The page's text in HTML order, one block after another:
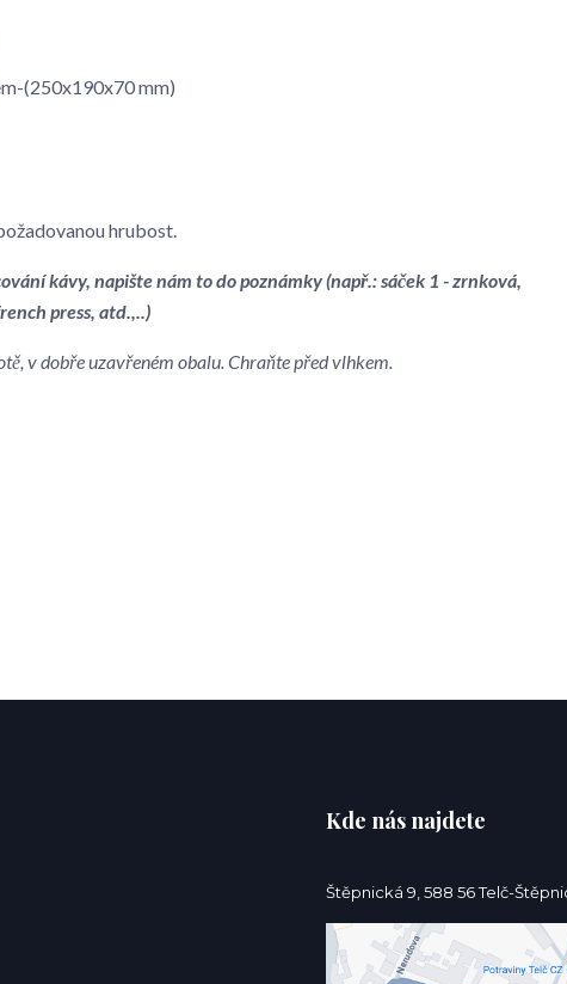
(250x190x70 mm)
hrubost.
kávy, napište nám to do poznámky (např.: sáček 1 - zrnková,
press, atd.,..)
v dobře uzavřeném obalu. Chraňte před vlhkem.
Kde nás najdete
Štěpnická 9, 588 56 Telč-